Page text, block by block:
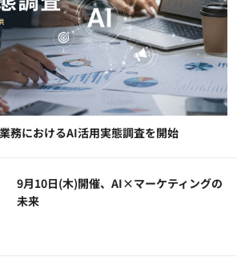
務におけるAI活用実態調査を開始
9月10日(木)開催、AI×マーケティングの
未来